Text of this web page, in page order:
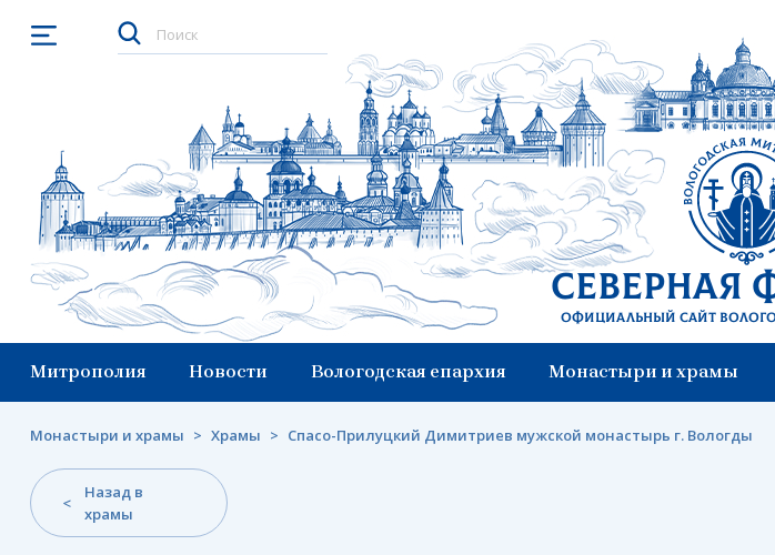
Открыть меню
Северная
Официальный сайт
Митрополия Новости Вологодская епархия Монастыри и храмы
Монастыри и храмы > Храмы > Спасо-Прилуцкий Димитриев мужской монастырь г. Вологды
Назад в
храмы